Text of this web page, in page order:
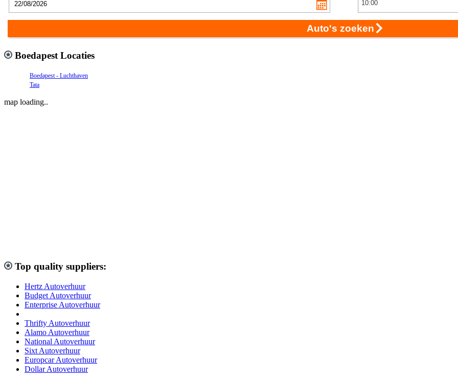
Auto's zoeken
Boedapest Locaties
Boedapest - Luchthaven
Tata
map loading..
Top quality suppliers:
Hertz Autoverhuur
Budget Autoverhuur
Enterprise Autoverhuur
Thrifty Autoverhuur
Alamo Autoverhuur
National Autoverhuur
Sixt Autoverhuur
Europcar Autoverhuur
Dollar Autoverhuur